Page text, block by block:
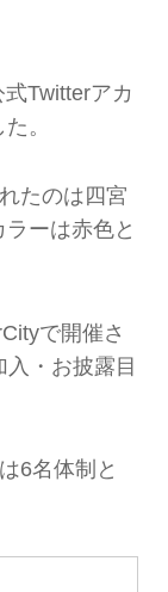
Twitterアカ
。
たのは四宮
ーは赤色と
で開催さ
・お披露目
6名体制と